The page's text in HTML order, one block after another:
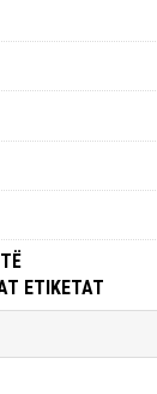
ETIKETAT